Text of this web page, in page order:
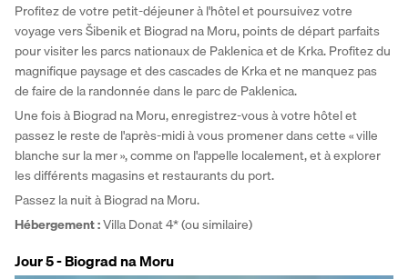
Profitez de votre petit-déjeuner à l'hôtel et poursuivez votre
voyage vers Šibenik et Biograd na Moru, points de départ parfaits
pour visiter les parcs nationaux de Paklenica et de Krka. Profitez du
magnifique paysage et des cascades de Krka et ne manquez pas
de faire de la randonnée dans le parc de Paklenica.
Une fois à Biograd na Moru, enregistrez-vous à votre hôtel et
passez le reste de l'après-midi à vous promener dans cette « ville
blanche sur la mer », comme on l'appelle localement, et à explorer
les différents magasins et restaurants du port.
Passez la nuit à Biograd na Moru.
Hébergement : Villa Donat 4* (ou similaire)
Jour 5 - Biograd na Moru